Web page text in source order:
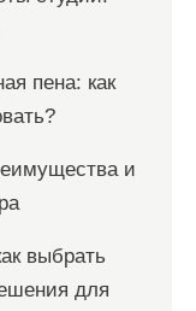
пена: как
и
выбрать
для